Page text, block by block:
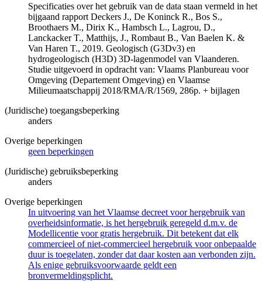
Specificaties over het gebruik van de data staan vermeld in het
bijgaand rapport Deckers J., De Koninck R., Bos S.,
Broothaers M., Dirix K., Hambsch L., Lagrou, D.,
Lanckacker T., Matthijs, J., Rombaut B., Van Baelen K. &
Van Haren T., 2019. Geologisch (G3Dv3) en
hydrogeologisch (H3D) 3D-lagenmodel van Vlaanderen.
Studie uitgevoerd in opdracht van: Vlaams Planbureau voor
Omgeving (Departement Omgeving) en Vlaamse
Milieumaatschappij 2018/RMA/R/1569, 286p. + bijlagen
(Juridische) toegangsbeperking
anders
Overige beperkingen
geen beperkingen
(Juridische) gebruiksbeperking
anders
Overige beperkingen
In uitvoering van het Vlaamse decreet voor hergebruik van
overheidsinformatie, is het hergebruik geregeld d.m.v. de
Modellicentie voor gratis hergebruik. Dit betekent dat elk
commercieel of niet-commercieel hergebruik voor onbepaalde
duur is toegelaten, zonder dat daar kosten aan verbonden zijn.
Als enige gebruiksvoorwaarde geldt een
bronvermeldingsplicht.